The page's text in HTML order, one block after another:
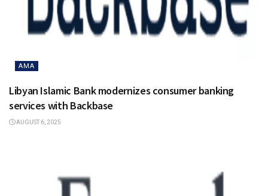
AMA
Libyan Islamic Bank modernizes consumer banking
services with Backbase
AUGUST 6, 2025